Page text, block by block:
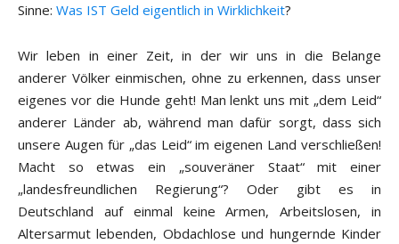
Sinne: Was IST Geld eigentlich in Wirklichkeit?
Wir leben in einer Zeit, in der wir uns in die Belange
anderer Völker einmischen, ohne zu erkennen, dass unser
eigenes vor die Hunde geht! Man lenkt uns mit „dem Leid“
anderer Länder ab, während man dafür sorgt, dass sich
unsere Augen für „das Leid“ im eigenen Land verschließen!
Macht so etwas ein „souveräner Staat“ mit einer
„landesfreundlichen Regierung“? Oder gibt es in
Deutschland auf einmal keine Armen, Arbeitslosen, in
Altersarmut lebenden, Obdachlose und hungernde Kinder